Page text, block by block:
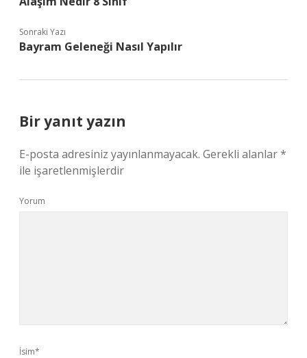
Sonraki Yazı
Bayram Geleneği Nasıl Yapılır
Bir yanıt yazın
E-posta adresiniz yayınlanmayacak. Gerekli alanlar*
ile işaretlenmişlerdir
Yorum
İsim*